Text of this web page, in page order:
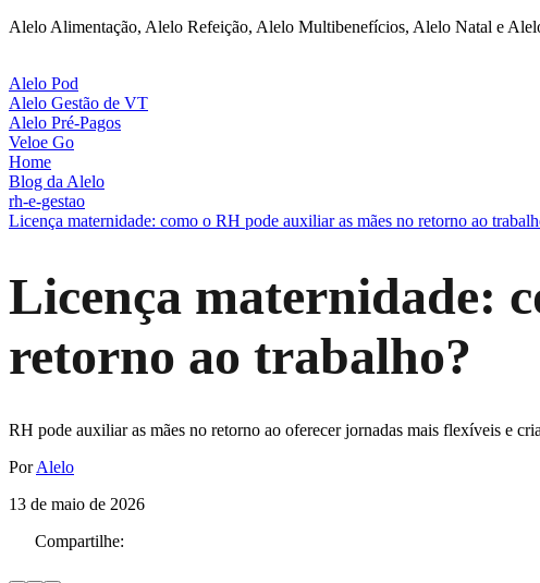
Alelo Alimentação, Alelo Refeição, Alelo Multibenefícios, Alelo Natal e
Alelo Pod
Alelo Gestão de VT
Alelo Pré-Pagos
Veloe Go
Home
Blog da Alelo
rh-e-gestao
Licença maternidade: como o RH pode auxiliar as mães no retorno ao
Licença maternidade:
retorno ao trabalho?
RH pode auxiliar as mães no retorno ao oferecer jornadas mais flexíveis e
PorAlelo
13 de maio de 2026
Compartilhe: